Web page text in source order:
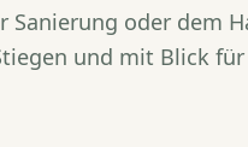
Sanierung oder dem
und mit Blick